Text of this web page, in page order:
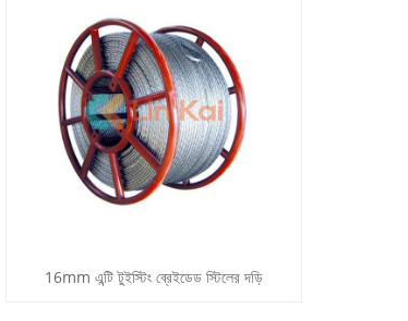
16mm এন্টি টুইস্টিং ব্রেইডেড স্টিলের দড়ি